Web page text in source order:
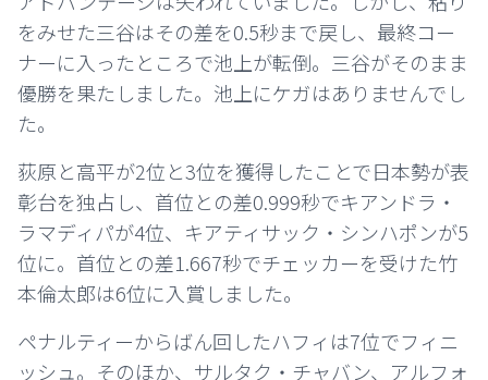
をみせた三谷はその差を0.5秒まで戻し、最終コー
ナーに入ったところで池上が転倒。三谷がそのまま
優勝を果たしました。池上にケガはありませんでし
た。
荻原と高平が2位と3位を獲得したことで日本勢が表
彰台を独占し、首位との差0.999秒でキアンドラ・
ラマディパが4位、 キアティサック・シンハポンが5
位に。首位との差1.667秒でチェッカーを受けた竹
本倫太郎は6位に入賞しました。
ペナルティーからばん回したハフィは7位でフィニ
ッシュ。そのほか、サルタク・チャバン、アルフォ